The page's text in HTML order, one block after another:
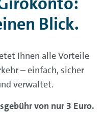
Blick.
Ihnen alle Vorteile
– einfach, sicher
verwaltet.
von nur 3 Euro.